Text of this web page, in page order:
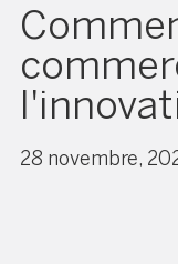
28 novembre,